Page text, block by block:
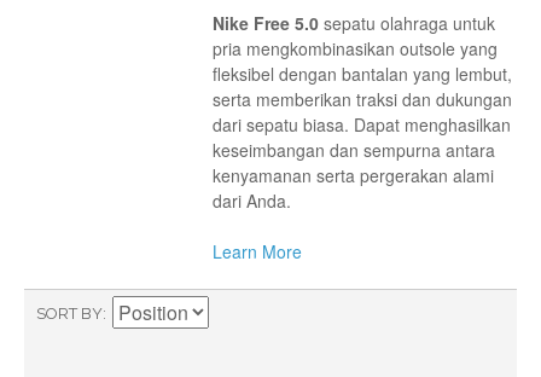
Nike Free 5.0 sepatu olahraga untuk
pria mengkombinasikan outsole yang
fleksibel dengan bantalan yang lembut,
serta memberikan traksi dan dukungan
dari sepatu biasa. Dapat menghasilkan
keseimbangan dan sempurna antara
kenyamanan serta pergerakan alami
dari Anda.
Learn More
SORT BY